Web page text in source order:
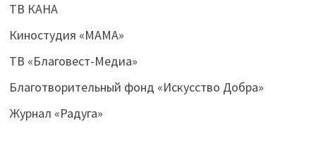
ТВ КАНА
Киностудия «МАМА»
ТВ «Благовест-Медиа»
Благотворительный фонд «Искусство Добра»
Журнал «Радуга»